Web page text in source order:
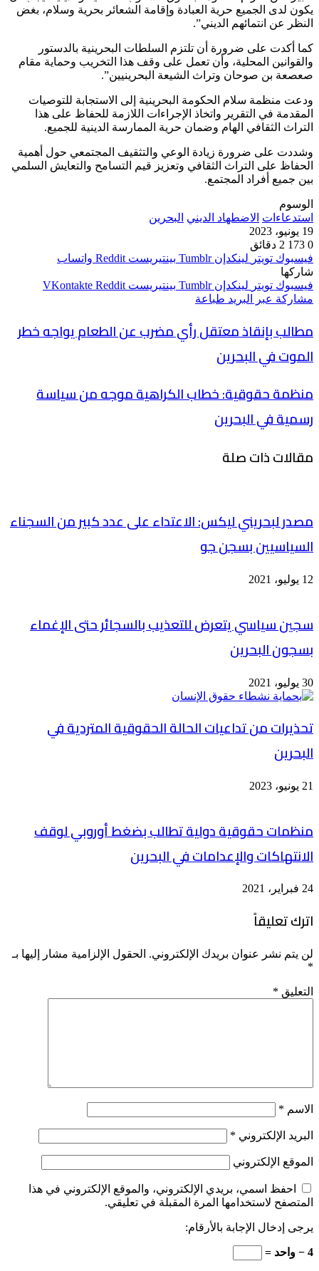
يكون لدى الجميع حرية العبادة وإقامة الشعائر بحرية وسلام، بغض
النظر عن انتمائهم الديني”.
كما أكدت على ضرورة أن تلتزم السلطات البحرينية بالدستور
والقوانين المحلية، وأن تعمل على وقف هذا التخريب وحماية مقام
صعصعة بن صوحان وتراث الشيعة البحرينيين”.
ودعت منظمة سلام الحكومة البحرينية إلى الاستجابة للتوصيات
المقدمة في التقرير واتخاذ الإجراءات اللازمة للحفاظ على هذا
التراث الثقافي الهام وضمان حرية الممارسة الدينية للجميع.
وشددت على ضرورة زيادة الوعي والتثقيف المجتمعي حول أهمية
الحفاظ على التراث الثقافي وتعزيز قيم التسامح والتعايش السلمي
بين جميع أفراد المجتمع.
الوسوم
استدعاءات الاضطهاد الديني البحرين
19 يونيو، 2023
0
2 دقائق
فيسبوك تويتر لينكدإن بينتيريست
واتساب
شاركها
فيسبوك تويتر لينكدإن بينتيريست
مشاركة عبر البريد طباعة
مطالب بإنقاذ معتقل رأي مضرب عن الطعام يواجه خطر
الموت في البحرين
منظمة حقوقية: خطاب الكراهية موجه من سياسة
رسمية في البحرين
مقالات ذات صلة
مصدر لبحريني ليكس: الاعتداء على عدد كبير من السجناء
السياسيين بسجن جو
12 يوليو، 2021
سجين سياسي يتعرض للتعذيب بالسجائر حتى الإغماء
بسجون البحرين
30 يوليو، 2021
تحذيرات من تداعيات الحالة الحقوقية المتردية في
البحرين
21 يونيو، 2023
منظمات حقوقية دولية تطالب بضغط أوروبي لوقف
الانتهاكات والإعدامات في البحرين
24 فبراير، 2021
اترك تعليقاً
لن يتم نشر عنوان بريدك الإلكتروني. الحقول الإلزامية مشار إليها بـ
*
التعليق *
الاسم *
البريد الإلكتروني *
الموقع الإلكتروني
احفظ اسمي، بريدي الإلكتروني، والموقع الإلكتروني في هذا
المتصفح لاستخدامها المرة المقبلة في تعليقي.
يرجى إدخال الإجابة بالأرقام:
4 − واحد =